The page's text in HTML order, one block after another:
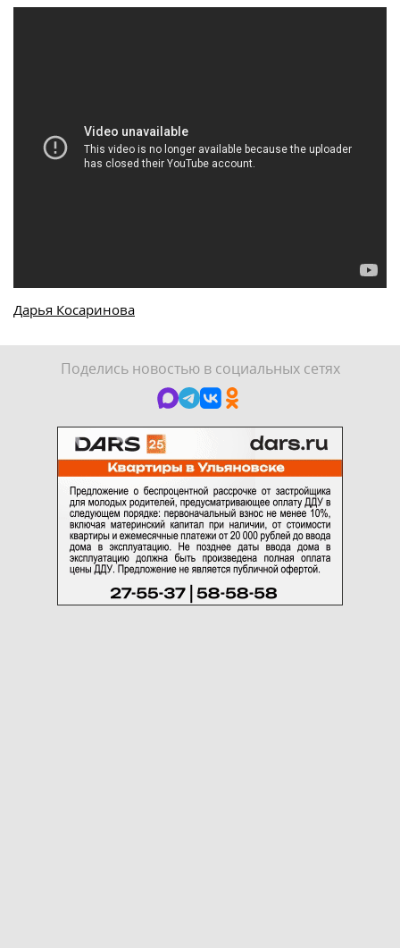
Дарья Косаринова
Поделись новостью в социальных сетях